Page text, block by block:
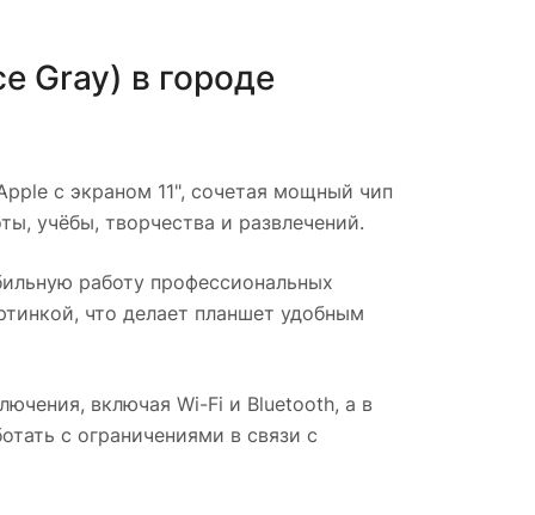
Gray) в городе
с экраном 11", сочетая мощный чип
учёбы, творчества и развлечений.
работу профессиональных
что делает планшет удобным
включая Wi-Fi и Bluetooth, а в
с ограничениями в связи с